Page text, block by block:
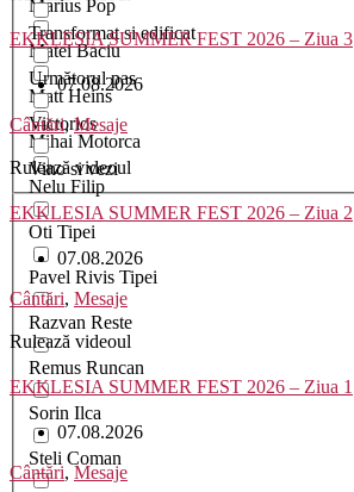
Marius Pop
Matei Baciu
Matt Heins
Mihai Motorca
Nelu Filip
Oti Tipei
Pavel Rivis Tipei
Razvan Reste
Remus Runcan
Sorin Ilca
Steli Coman
Transformat si edificat
Următorul pas
Victorios
Vino si vezi
EKKLESIA SUMMER FEST 2026 – Ziua 3
07.08.2026
Cântări, Mesaje
Rulează videoul
EKKLESIA SUMMER FEST 2026 – Ziua 2
07.08.2026
Cântări, Mesaje
Rulează videoul
EKKLESIA SUMMER FEST 2026 – Ziua 1
07.08.2026
Cântări, Mesaje